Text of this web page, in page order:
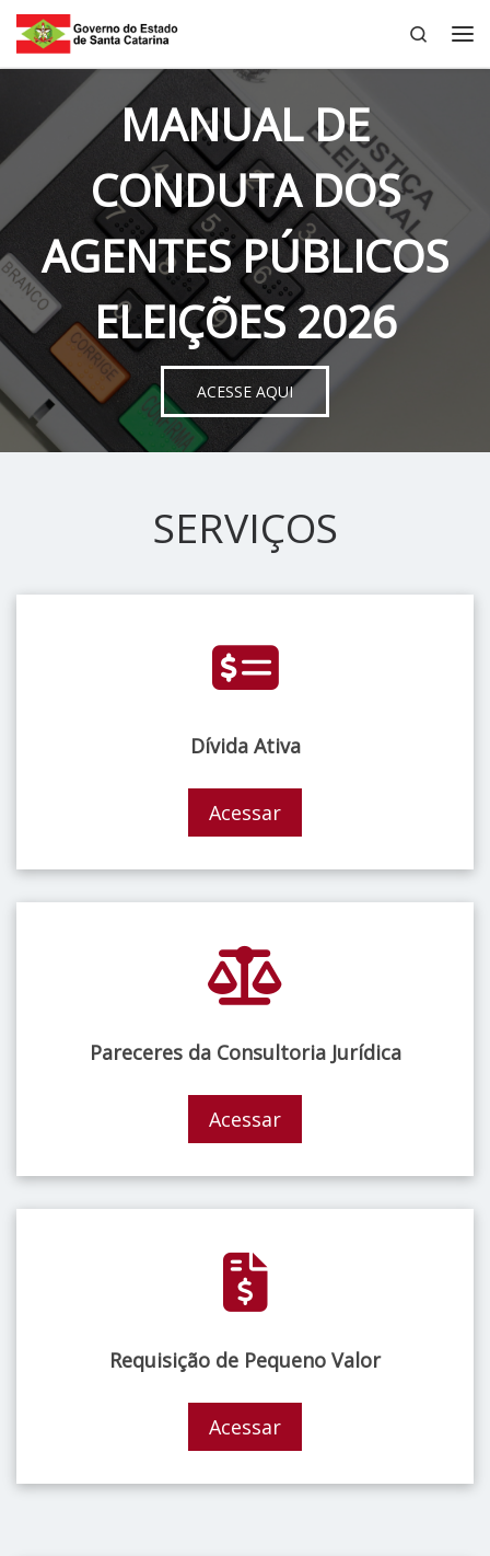
Skip to content
Search
MANUAL DE
CONDUTA DOS
AGENTES PÚBLICOS
ELEIÇÕES 2026
ACESSE AQUI
SERVIÇOS
Dívida Ativa
Acessar
Pareceres da Consultoria Jurídica
Acessar
Requisição de Pequeno Valor
Acessar